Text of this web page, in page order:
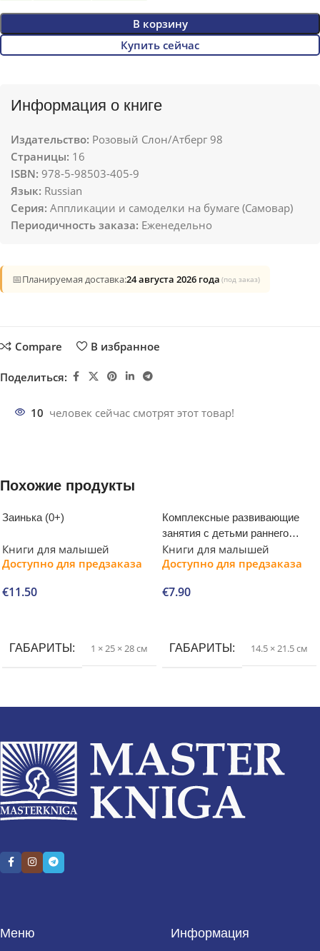
В корзину
Купить сейчас
Информация о книге
Издательство: Розовый Слон/Атберг 98
Страницы: 16
ISBN: 978-5-98503-405-9
Язык: Russian
Серия: Аппликации и самоделки на бумаге (Самовар)
Периодичность заказа: Еженедельно
📅Планируемая доставка:24 августа 2026 года (под заказ)
Compare В избранное
Поделиться:
10 человек сейчас смотрят этот товар!
Похожие продукты
Заинька (0+)
Книги для малышей
Доступно для предзаказа
€11.50
ГАБАРИТЫ 1 × 25 × 28 см
Комплексные развивающие
занятия с детьми раннего
возраста
Книги для малышей
Доступно для предзаказа
€7.90
ГАБАРИТЫ 14.5 × 21.5 см
Меню Информация